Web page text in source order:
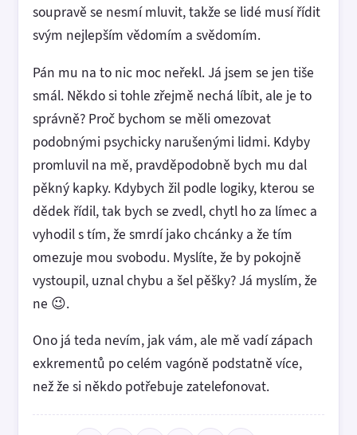
soupravě se nesmí mluvit, takže se lidé musí řídit
svým nejlepším vědomím a svědomím.
Pán mu na to nic moc neřekl. Já jsem se jen tiše
smál. Někdo si tohle zřejmě nechá líbit, ale je to
správně? Proč bychom se měli omezovat
podobnými psychicky narušenými lidmi. Kdyby
promluvil na mě, pravděpodobně bych mu dal
pěkný kapky. Kdybych žil podle logiky, kterou se
dědek řídil, tak bych se zvedl, chytl ho za límec a
vyhodil s tím, že smrdí jako chcánky a že tím
omezuje mou svobodu. Myslíte, že by pokojně
vystoupil, uznal chybu a šel pěšky? Já myslím, že
ne 😉.
Ono já teda nevím, jak vám, ale mě vadí zápach
exkrementů po celém vagóně podstatně více,
než že si někdo potřebuje zatelefonovat.